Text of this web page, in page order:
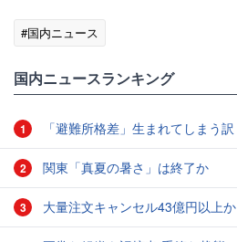
#国内ニュース
国内ニュースランキング
1 「避難所格差」生まれてしまう訳
2 関東「真夏の暑さ」は終了か
3 大量注文キャンセル43億円以上か